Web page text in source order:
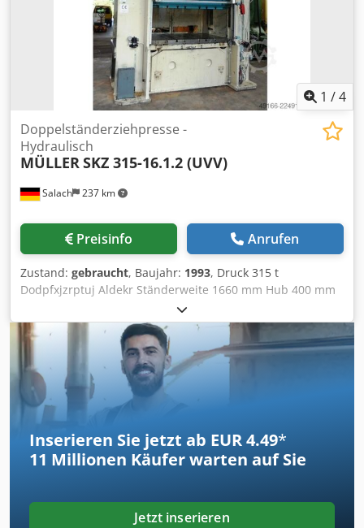
ölhydraulischem Antrieb, hydraulischem Auswerfer im
Tisch und Stößel
1 /4
Salach 237 km
Doppelständerziehpresse -
Hydraulisch
MÜLLERSKZ 315-16.1.2 (UVV)
Preisinfo Anrufen
Zustand: gebraucht, Baujahr: 1993, Druck 315 t
Dodpfxjzrptuj Aldekr Ständerweite 1660 mm Hub 400 mm
Entfernung Tisch/Stößel, Hub oben 600 mm Tischfläche
1600 x 1000 mm Tischhöhe über Flur 960 mm
Ziehkissendruck im Tisch 80 t Ziehkissenhub im Tisch 200
mm Ziehkissenfläche im Tisch 950 x 650 mm Seitlicher
Ständerdurchgang 720 mm Stößelfläche 1600 x 1000 mm
Ölinhalt 1400 l Antriebsleistung 57,0 kW Gewicht 30,0 t
Raumbedarf (BxTxH) 3,0 x 2,9 x 4,4 m mit ölhydraulischem
Antrieb, hydraulischem Ziehkissen im Tisch
Inserieren Sie jetzt ab EUR 4.49*
11 Millionen Käufer warten auf Sie
Jetzt inserieren